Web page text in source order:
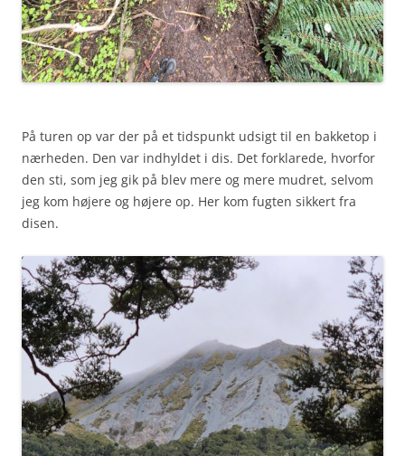
På turen op var der på et tidspunkt udsigt til en bakketop i
nærheden. Den var indhyldet i dis. Det forklarede, hvorfor
den sti, som jeg gik på blev mere og mere mudret, selvom
jeg kom højere og højere op. Her kom fugten sikkert fra
disen.